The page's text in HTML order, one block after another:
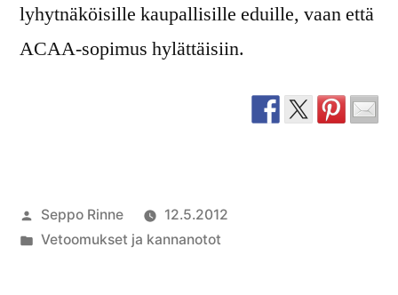
lyhytnäköisille kaupallisille eduille, vaan että
ACAA-sopimus hylättäisiin.
Artikkelin
julkaisija
Seppo Rinne
12.5.2012
Julkaistu
Vetoomukset ja kannanotot